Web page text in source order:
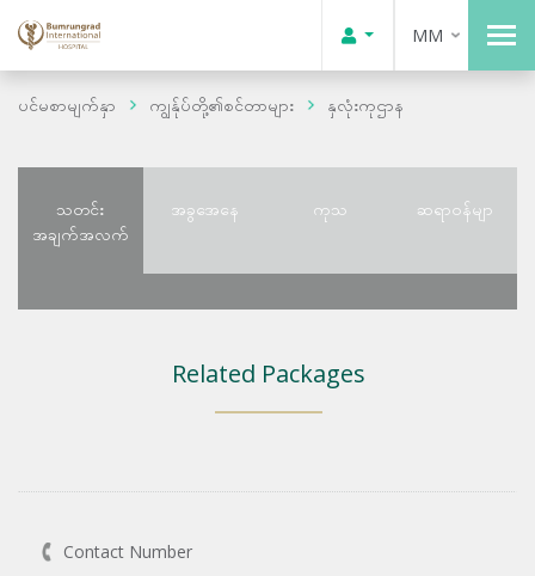
MM
ပင်မစာမျက်နှာ ကျွန်ုပ်တို့၏စင်တာများ နှလုံးကုဌာန
သတင်း
အချက်အလက်
အခွအေနေ ကုသ ဆရာဝန်မျာ
Related Packages
Contact Number